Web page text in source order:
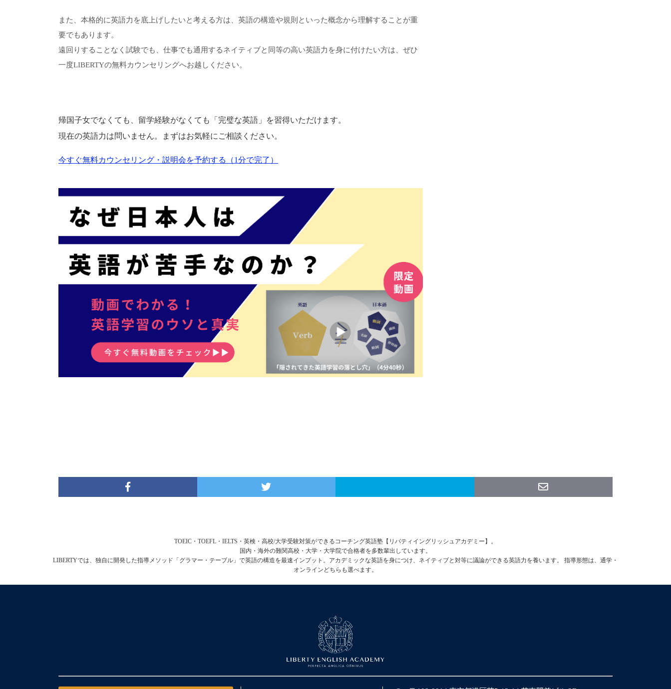
また、本格的に英語力を底上げしたいと考える方は、英語の構造や規則といった概念から理解することが重
要でもあります。
遠回りすることなく試験でも、仕事でも通用するネイティブと同等の高い英語力を身に付けたい方は、ぜひ
一度LIBERTYの無料カウンセリングへお越しください。
帰国子女でなくても、留学経験がなくても「完璧な英語」を習得いただけます。
現在の英語力は問いません。まずはお気軽にご相談ください。
今すぐ無料カウンセリング・説明会を予約する（1分で完了）
TOEIC・TOEFL・IELTS・英検・高校/大学受験対策ができるコーチング英語塾【リバティイングリッシュアカデミー】。
国内・海外の難関高校・大学・大学院で合格者を多数輩出しています。
LIBERTYでは、独自に開発した指導メソッド「グラマー・テーブル」で英語の構造を最速インプット。アカデミックな英語を身につけ、ネイティブと対等に議論ができる英語力を養います。 指導形態は、通学・
オンラインどちらも選べます。